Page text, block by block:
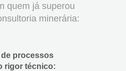
quem já superou
minerária:
de processos
rigor técnico: